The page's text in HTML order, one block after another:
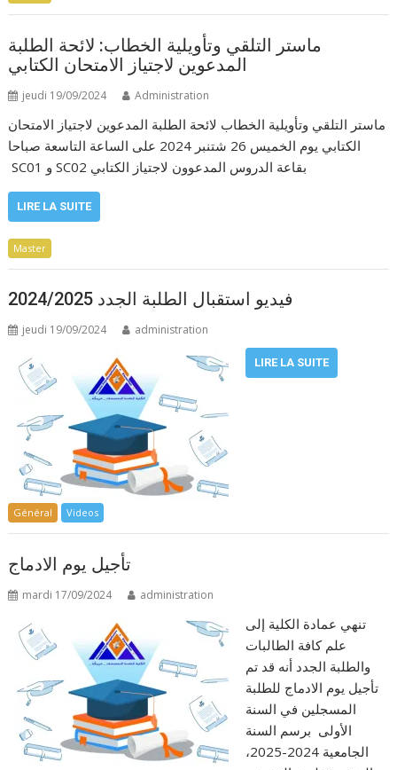
ماستر التلقي وتأويلية الخطاب: لائحة الطلبة
المدعوين لاجتياز الامتحان الكتابي
jeudi 19/09/2024 Administration
ماستر التلقي وتأويلية الخطاب لائحة الطلبة المدعوين لاجتياز الامتحان
الكتابي يوم الخميس 26 شتنبر 2024 على الساعة التاسعة صباحا
SC01 و SC02 بقاعة الدروس المدعوون لاجتياز الكتابي
LIRE LA SUITE
Master
فيديو استقبال الطلبة الجدد 2024/2025
jeudi 19/09/2024 administration
LIRE LA SUITE
Général Videos
تأجيل يوم الادماج
mardi 17/09/2024 administration
تنهي عمادة الكلية إلى
علم كافة الطالبات
والطلبة الجدد أنه قد تم
تأجيل يوم الادماج للطلبة
المسجلين في السنة
الأولى برسم السنة
الجامعية 2024-2025،